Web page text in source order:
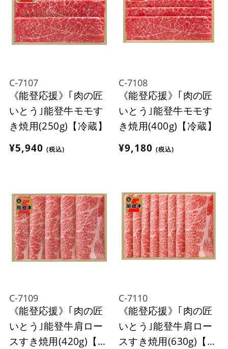
C-7107
《能登応援》｢肉の匠
いとう｣能登牛モモす
き焼用(250g)【冷蔵】
¥5,940 (税込)
C-7108
《能登応援》｢肉の匠
いとう｣能登牛モモす
き焼用(400g)【冷蔵】
¥9,180 (税込)
C-7109
《能登応援》｢肉の匠
いとう｣能登牛肩ロー
スすき焼用(420g)【冷
C-7110
《能登応援》｢肉の匠
いとう｣能登牛肩ロー
スすき焼用(630g)【冷